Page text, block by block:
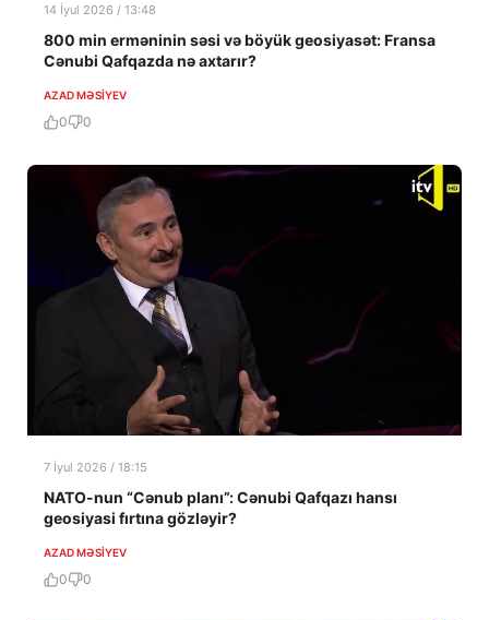
14 İyul 2026 / 13:48
800 min erməninin səsi və böyük geosiyasət: Fransa
Cənubi Qafqazda nə axtarır?
AZAD MƏSIYEV
0 0
7 İyul 2026 / 18:15
NATO-nun “Cənub planı”: Cənubi Qafqazı hansı
geosiyasi fırtına gözləyir?
AZAD MƏSIYEV
0 0